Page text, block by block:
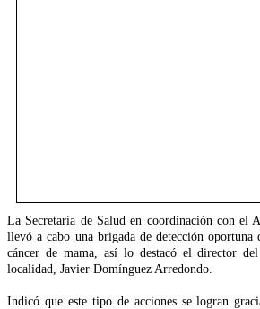
La Secretaría de Salud en coordinación con el
llevó a cabo una brigada de detección oportuna
cáncer de mama, así lo destacó el director
localidad, Javier Domínguez Arredondo.
Indicó que este tipo de acciones se logran